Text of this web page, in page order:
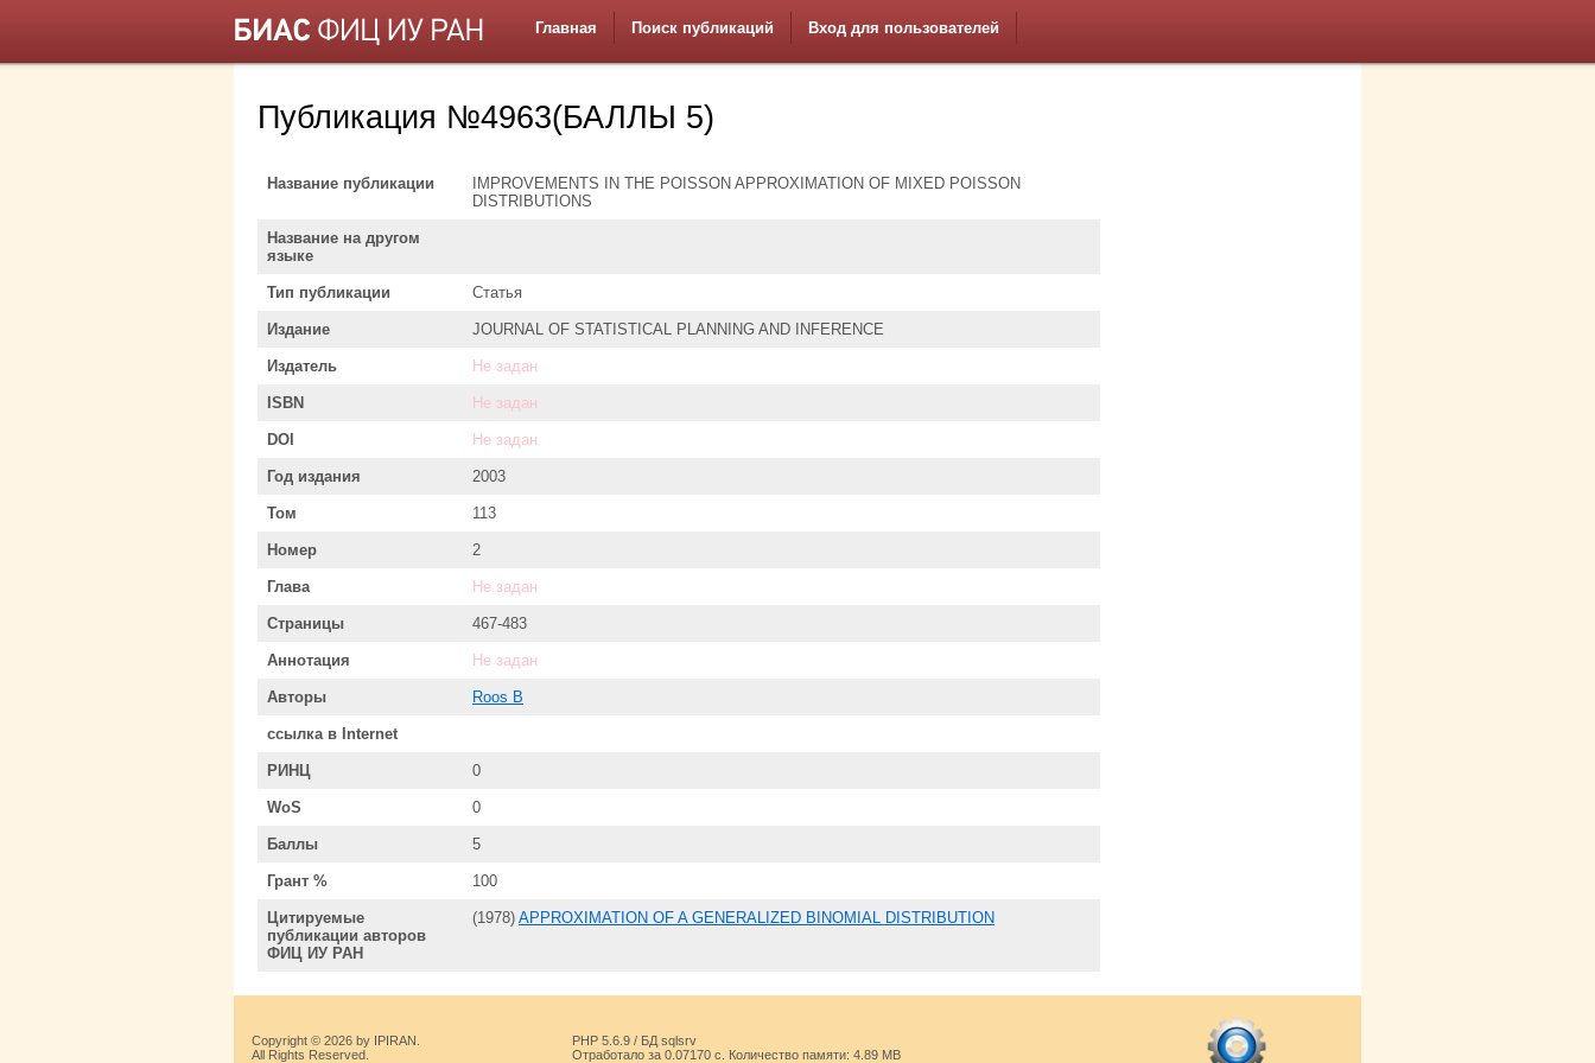
Главная Поиск публикаций Вход для пользователей
Публикация №4963(БАЛЛЫ 5)
Название публикации
IMPROVEMENTS IN THE POISSON APPROXIMATION OF MIXED POISSON
DISTRIBUTIONS
Название на другом
языке
Тип публикации Статья
Издание JOURNAL OF STATISTICAL PLANNING AND INFERENCE
Издатель Не задан
ISBN Не задан
DOI Не задан
Год издания 2003
Том 113
Номер 2
Глава Не задан
Страницы 467-483
Аннотация Не задан
Авторы Roos B
ссылка в Internet
РИНЦ 0
WoS 0
Баллы 5
Грант % 100
Цитируемые
публикации авторов
ФИЦ ИУ РАН
(1978) APPROXIMATION OF A GENERALIZED BINOMIAL DISTRIBUTION
Copyright © 2026 by IPIRAN.
All Rights Reserved.
PHP 5.6.9 / БД sqlsrv
Отработало за 0.07170 с. Количество памяти: 4.89 MB